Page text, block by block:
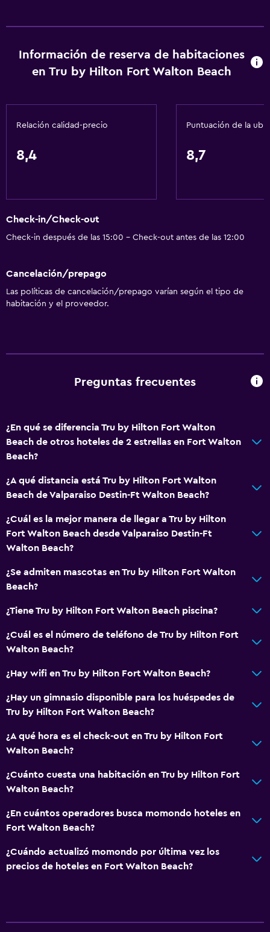
Información de reserva de habitaciones
en Tru by Hilton Fort Walton Beach
Relación calidad-precio
8,4
Puntuación de la
8,7
Check-in/Check-out
Check-in después de las 15:00 - Check-out antes de las 12:00
Cancelación/prepago
Las políticas de cancelación/prepago varían según el tipo de
habitación y el proveedor.
Preguntas frecuentes
¿En qué se diferencia Tru by Hilton Fort Walton
Beach de otros hoteles de 2 estrellas en Fort Walton
Beach?
¿A qué distancia está Tru by Hilton Fort Walton
Beach de Valparaiso Destin-Ft Walton Beach?
¿Cuál es la mejor manera de llegar a Tru by Hilton
Fort Walton Beach desde Valparaiso Destin-Ft
Walton Beach?
¿Se admiten mascotas en Tru by Hilton Fort Walton
Beach?
¿Tiene Tru by Hilton Fort Walton Beach piscina?
¿Cuál es el número de teléfono de Tru by Hilton Fort
Walton Beach?
¿Hay wifi en Tru by Hilton Fort Walton Beach?
¿Hay un gimnasio disponible para los huéspedes de
Tru by Hilton Fort Walton Beach?
¿A qué hora es el check-out en Tru by Hilton Fort
Walton Beach?
¿Cuánto cuesta una habitación en Tru by Hilton Fort
Walton Beach?
¿En cuántos operadores busca momondo hoteles en
Fort Walton Beach?
¿Cuándo actualizó momondo por última vez los
precios de hoteles en Fort Walton Beach?